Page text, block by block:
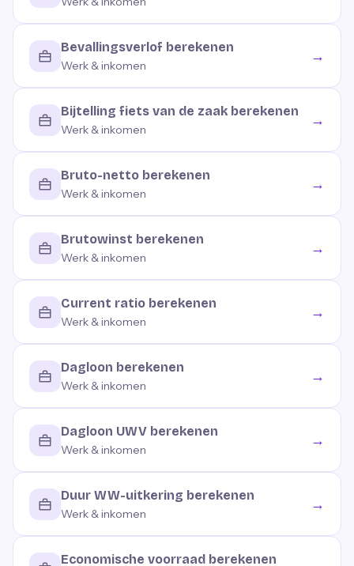
Bevallingsverlof berekenen
Werk & inkomen
→
Bijtelling fiets van de zaak berekenen
Werk & inkomen
→
Bruto-netto berekenen
Werk & inkomen
→
Brutowinst berekenen
Werk & inkomen
→
Current ratio berekenen
Werk & inkomen
→
Dagloon berekenen
Werk & inkomen
→
Dagloon UWV berekenen
Werk & inkomen
→
Duur WW-uitkering berekenen
Werk & inkomen
→
Economische voorraad berekenen